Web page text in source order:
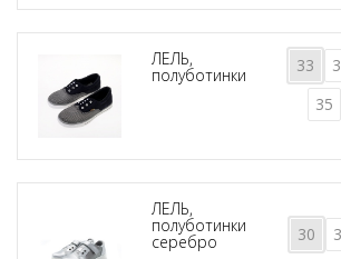
ЛЕЛЬ,
полуботинки 33
35
ЛЕЛЬ,
полуботинки
серебро 30